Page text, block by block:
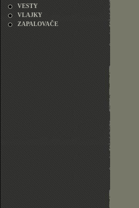
VESTY
VLAJKY
ZAPALOVAČE